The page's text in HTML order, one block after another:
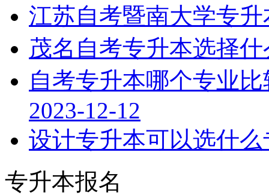
江苏自考暨南大学专
茂名自考专升本选择
自考专升本哪个专业
2023-12-12
设计专升本可以选什
专升本报名